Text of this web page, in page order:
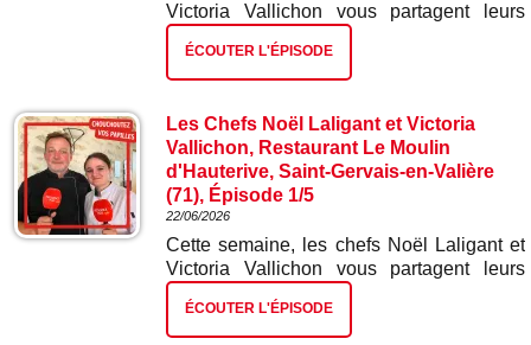
Victoria Vallichon vous partagent leurs
meilleures recettes. Dans ce deuxième
épisode : œufs en meurette sauce joue de
bœuf.
ÉCOUTER L'ÉPISODE
Les Chefs Noël Laligant et Victoria
Vallichon, Restaurant Le Moulin
d'Hauterive, Saint-Gervais-en-Valière
(71), Épisode 1/5
22/06/2026
Cette semaine, les chefs Noël Laligant et
Victoria Vallichon vous partagent leurs
meilleures recettes. Dans ce premier
épisode : verrine de saumon gravelax.
ÉCOUTER L'ÉPISODE